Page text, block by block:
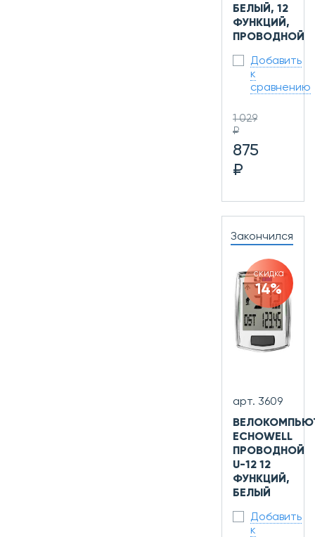
БЕЛЫЙ, 12
ФУНКЦИЙ,
ПРОВОДНОЙ
Добавить
к
сравнению
1 029
₽
875
₽
Закончился
скидка
14%
арт. 3609
ECHOWELL
ПРОВОДНОЙ
U-12 12
ФУНКЦИЙ,
БЕЛЫЙ
Добавить
к